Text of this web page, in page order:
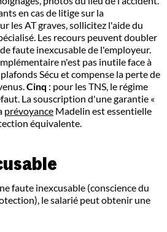
en cas de litige sur la
les AT graves, sollicitez l'aide du
Les recours peuvent doubler
faute inexcusable de l'employeur.
n'est pas inutile face à
Sécu et compense la perte de
Cinq : pour les TNS, le régime
La souscription d'une garantie «
prévoyance Madelin est essentielle
équivalente.
faute inexcusable (conscience du
le salarié peut obtenir une